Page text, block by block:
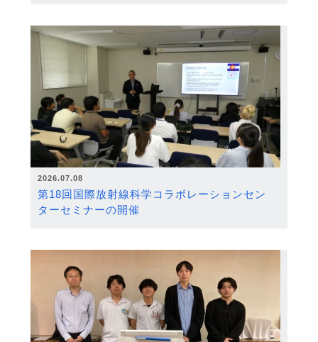
2026.07.08
第18回国際放射線科学コラボレーションセン
ターセミナーの開催